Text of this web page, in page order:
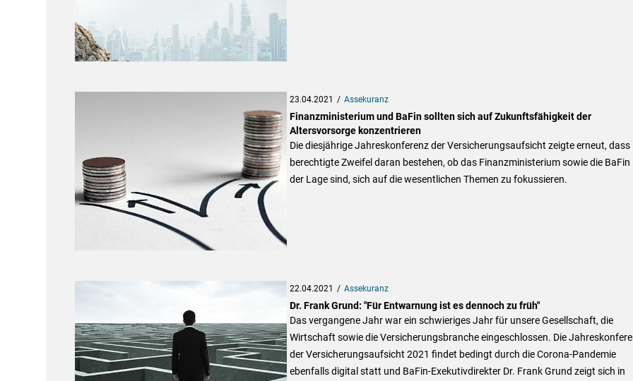
23.04.2021 Assekuranz
Finanzministerium und BaFin sollten sich auf Zukunftsfähigkeit der
Altersvorsorge konzentrieren
Die diesjährige Jahreskonferenz der Versicherungsaufsicht zeigte erneut, dass
berechtigte Zweifel daran bestehen, ob das Finanzministerium sowie die BaFin
der Lage sind, sich auf die wesentlichen Themen zu fokussieren.
22.04.2021 Assekuranz
Dr. Frank Grund: "Für Entwarnung ist es dennoch zu früh"
Das vergangene Jahr war ein schwieriges Jahr für unsere Gesellschaft, die
Wirtschaft sowie die Versicherungsbranche eingeschlossen. Die
der Versicherungsaufsicht 2021 findet bedingt durch die Corona-Pandemie
ebenfalls digital statt und BaFin-Exekutivdirekter Dr. Frank Grund zeigt sich in